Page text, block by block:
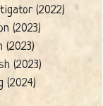
(2022)
(2023)
(2023)
(2023)
(2024)